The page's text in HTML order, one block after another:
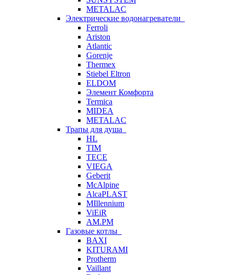
METALAC
Электрические водонагреватели
Ferroli
Ariston
Atlantic
Gorenje
Thermex
Stiebel Eltron
ELDOM
Элемент Комфорта
Termica
MIDEA
METALAC
Трапы для душа
HL
TIM
TECE
VIEGA
Geberit
McAlpine
AlcaPLAST
MIllennium
ViEiR
AM.PM
Газовые котлы
BAXI
KITURAMI
Protherm
Vaillant